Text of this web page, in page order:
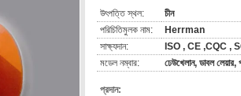
উৎপত্তি স্থল:
চীন
পরিচিতিমুলক নাম:
Herrman
সাক্ষ্যদান:
ISO , CE ,CQC ,
মডেল নম্বার:
ঢেউখেলান, ডাবল লেয়ার,
প্রদান: